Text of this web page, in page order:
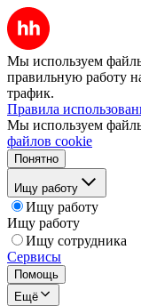
Мы используем
правильную работу
трафик.
Правила
Мы используем
файлов cookie
Понятно
Ищу работу
Ищу работу
Ищу работу
Ищу сотрудника
Сервисы
Помощь
Ещё